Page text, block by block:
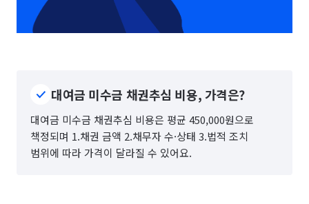
대여금 미수금 채권추심 비용, 가격은?
대여금 미수금 채권추심 비용은 평균 450,000원으로
책정되며 1.채권 금액 2.채무자 수·상태 3.법적 조치
범위에 따라 가격이 달라질 수 있어요.